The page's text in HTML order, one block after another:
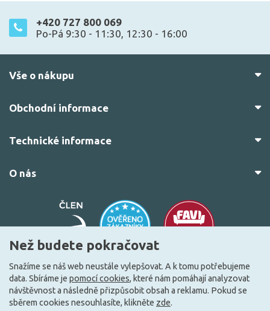
+420 727 800 069
Po-Pá 9:30 - 11:30, 12:30 - 16:00
Vše o nákupu
Obchodní informace
Technické informace
O nás
© 2010–2026 Všechna práva vyhrazena. žárovky.cz
VytvořiloFEO.cz
Než budete pokračovat
Snažíme se náš web neustále vylepšovat. A k tomu potřebujeme
data. Sbíráme je pomocí cookies, které nám pomáhají analyzovat
návštěvnost a následně přizpůsobit obsah a reklamu. Pokud se
sběrem cookies nesouhlasíte, klikněte zde.